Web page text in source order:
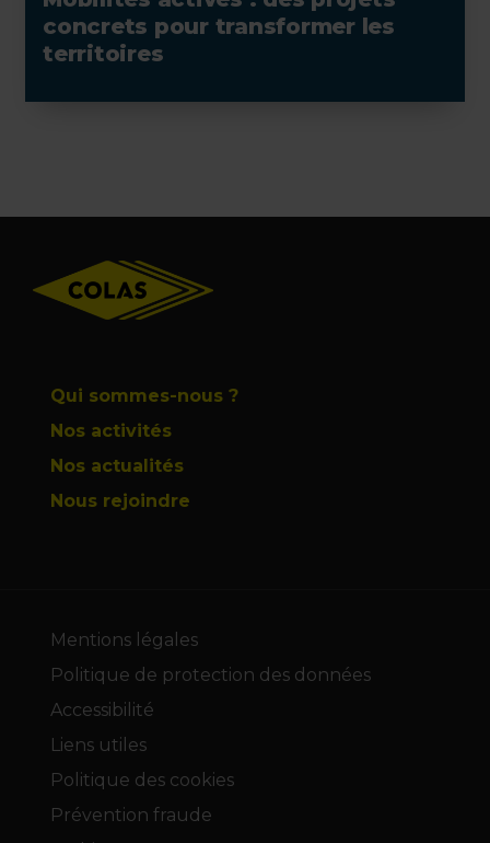
concrets pour transformer les
territoires
Qui sommes-nous ?
Nos activités
Nos actualités
Nous rejoindre
Mentions légales
Politique de protection des données
Accessibilité
Liens utiles
Politique des cookies
Prévention fraude